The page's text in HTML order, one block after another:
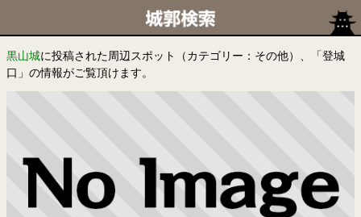
黒山城に投稿された周辺スポット（カテゴリー：その他）、「登城
口」の情報がご覧頂けます。